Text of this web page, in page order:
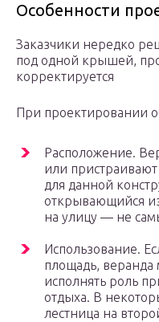
Особенности
Заказчики нередко
под одной крышей,
корректируется
При проектировании
Расположение.
или
для данной
открывающийся
на улицу — не
Использование.
площадь,
исполнять роль
отдыха. В
лестница на